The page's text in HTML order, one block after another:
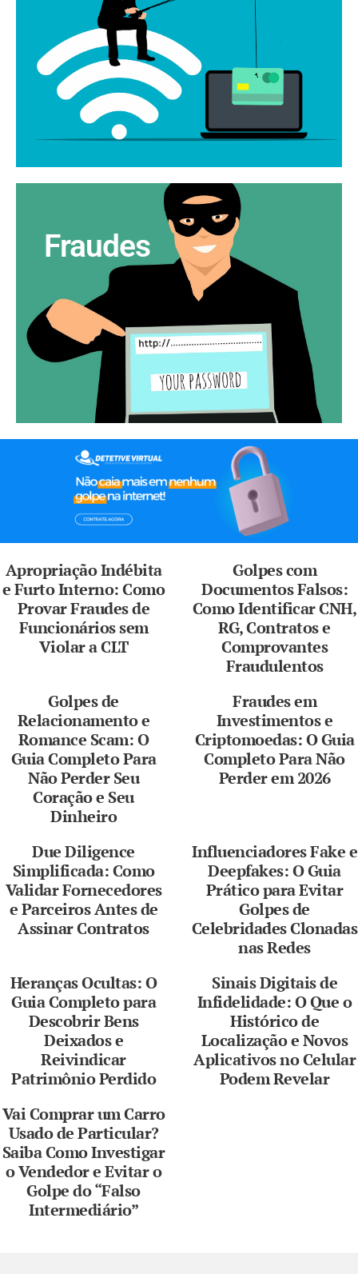
VER ARTIGOS
Fraudes
VER ARTIGOS
Apropriação Indébita
e Furto Interno: Como
Provar Fraudes de
Funcionários sem
Violar a CLT
Golpes com
Documentos Falsos:
Como Identificar CNH,
RG, Contratos e
Comprovantes
Fraudulentos
Golpes de
Relacionamento e
Romance Scam: O
Guia Completo Para
Não Perder Seu
Coração e Seu
Dinheiro
Fraudes em
Investimentos e
Criptomoedas: O Guia
Completo Para Não
Perder em 2026
Due Diligence
Simplificada: Como
Validar Fornecedores
e Parceiros Antes de
Assinar Contratos
Influenciadores Fake e
Deepfakes: O Guia
Prático para Evitar
Golpes de
Celebridades Clonadas
nas Redes
Heranças Ocultas: O
Guia Completo para
Descobrir Bens
Deixados e
Reivindicar
Patrimônio Perdido
Sinais Digitais de
Infidelidade: O Que o
Histórico de
Localização e Novos
Aplicativos no Celular
Podem Revelar
Vai Comprar um Carro
Usado de Particular?
Saiba Como Investigar
o Vendedor e Evitar o
Golpe do “Falso
Intermediário”